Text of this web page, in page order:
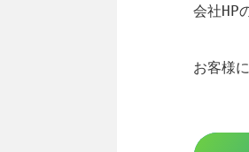
会社HP
お客様